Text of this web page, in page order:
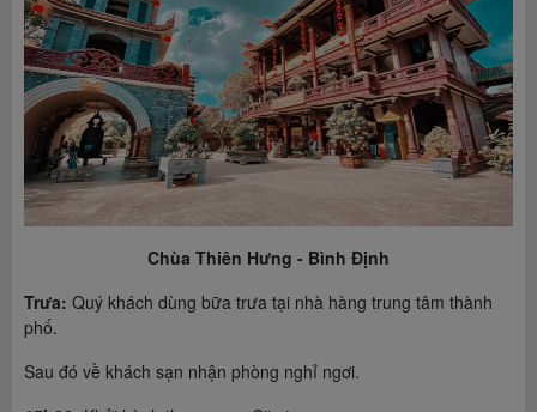
Chùa Thiên Hưng - Bình Định
Trưa: Quý khách dùng bữa trưa tại nhà hàng trung tâm thành
phố.
Sau đó về khách sạn nhận phòng nghỉ ngơi.